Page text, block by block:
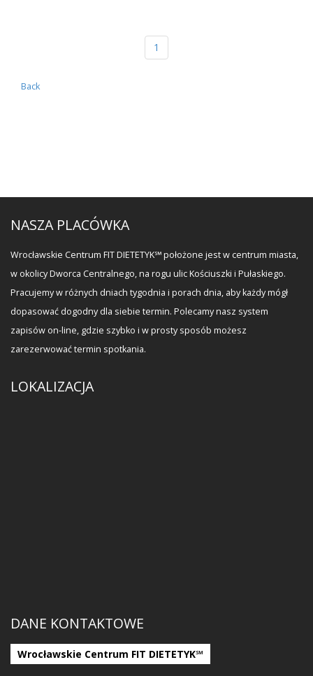
1
Back
NASZA PLACÓWKA
Wrocławskie Centrum FIT DIETETYK℠ położone jest w centrum miasta,
w okolicy Dworca Centralnego, na rogu ulic Kościuszki i Pułaskiego.
Pracujemy w różnych dniach tygodnia i porach dnia, aby każdy mógł
dopasować dogodny dla siebie termin. Polecamy nasz system
zapisów on-line, gdzie szybko i w prosty sposób możesz
zarezerwować termin spotkania.
LOKALIZACJA
DANE KONTAKTOWE
Wrocławskie Centrum FIT DIETETYK℠